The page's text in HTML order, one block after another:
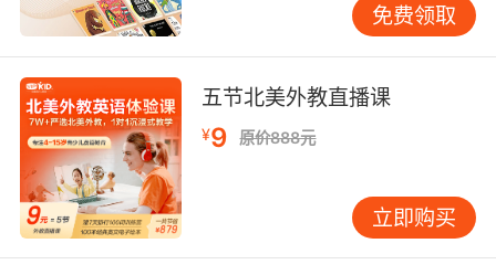
免费领取
五节北美外教直播课
¥9 原价888元
立即购买